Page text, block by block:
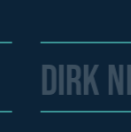
DIRK